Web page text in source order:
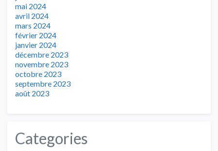
mai 2024
avril 2024
mars 2024
février 2024
janvier 2024
décembre 2023
novembre 2023
octobre 2023
septembre 2023
août 2023
Categories